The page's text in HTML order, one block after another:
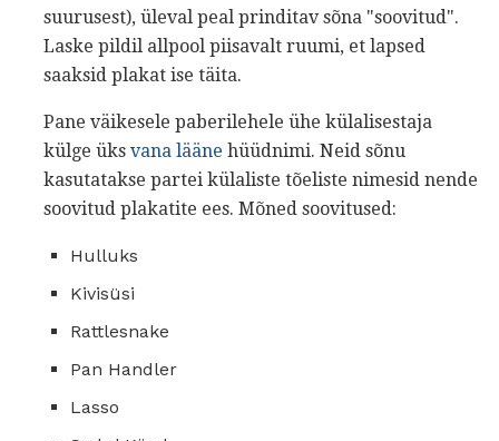
suurusest), üleval peal prinditav sõna "soovitud".
Laske pildil allpool piisavalt ruumi, et lapsed
saaksid plakat ise täita.
Pane väikesele paberilehele ühe külalisestaja
külge üks vana lääne hüüdnimi. Neid sõnu
kasutatakse partei külaliste tõeliste nimesid nende
soovitud plakatite ees. Mõned soovitused:
Hulluks
Kivisüsi
Rattlesnake
Pan Handler
Lasso